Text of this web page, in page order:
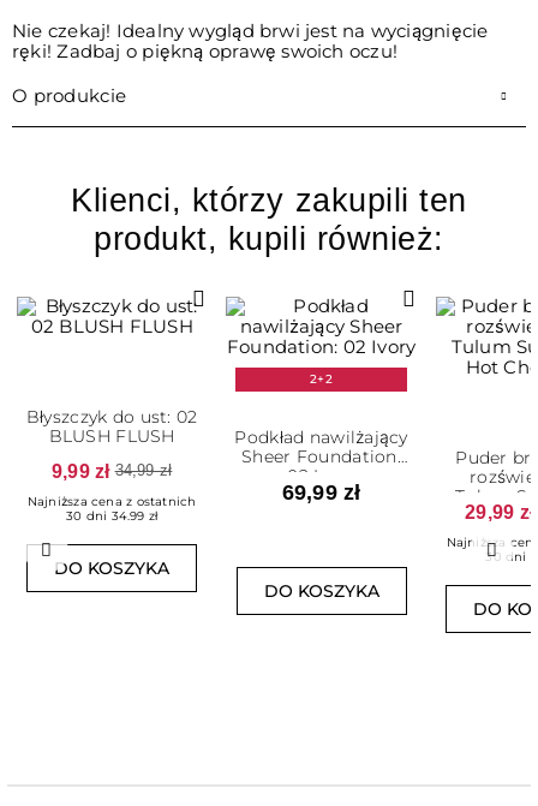
Nie czekaj! Idealny wygląd brwi jest na wyciągnięcie
ręki! Zadbaj o piękną oprawę swoich oczu!
O produkcie
Klienci, którzy zakupili ten
produkt, kupili również:
Poprzedni
Błyszczyk do ust: 02
BLUSH FLUSH
9,99 zł 34,99 zł
Najniższa cena z ostatnich
30 dni 34.99 zł
DO KOSZYKA
2+2
Podkład nawilżający
Sheer Foundation:
02 Ivory
69,99 zł
DO KOSZYKA
Puder
Tulum
Hot
29,99 zł
Najniższa
30 dni
DO